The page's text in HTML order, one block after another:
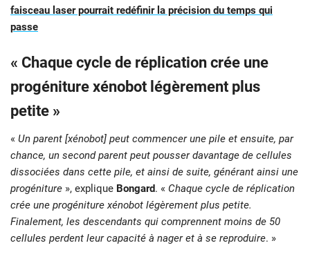
faisceau laser pourrait redéfinir la précision du temps qui
passe
« Chaque cycle de réplication crée une
progéniture xénobot légèrement plus
petite »
« Un parent [xénobot] peut commencer une pile et ensuite, par
chance, un second parent peut pousser davantage de cellules
dissociées dans cette pile, et ainsi de suite, générant ainsi une
progéniture », explique Bongard. « Chaque cycle de réplication
crée une progéniture xénobot légèrement plus petite.
Finalement, les descendants qui comprennent moins de 50
cellules perdent leur capacité à nager et à se reproduire. »